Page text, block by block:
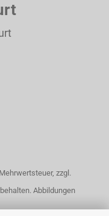
zzgl.
Abbildungen